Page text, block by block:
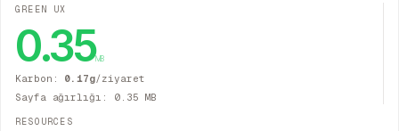
GREEN UX
0.35MB
Karbon: 0.17g/ziyaret
Sayfa ağırlığı: 0.35 MB
RESOURCES